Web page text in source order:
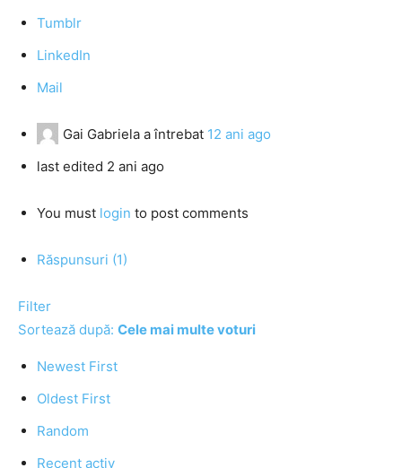
Tumblr
LinkedIn
Mail
Gai Gabriela a întrebat 12 ani ago
last edited 2 ani ago
You must login to post comments
Răspunsuri (1)
Filter
Sortează după: Cele mai multe voturi
Newest First
Oldest First
Random
Recent activ